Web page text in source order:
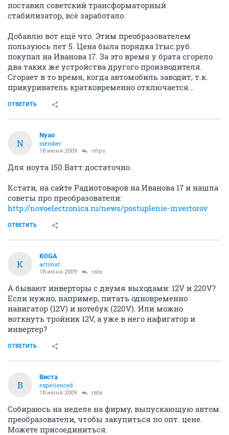
поставил советский трансформаторный
стабилизатор, всё заработало.
Добавлю вот ещё что. Этим преобразователем
пользуюсь лет 5. Цена была порядка 1тыс.руб.
покупал на Иванова 17. За это время у брата сгорело
два таких же устройства другого производителя.
Сгорает в то время, когда автомобиль заводит, т.к.
прикуриватель кратковременно отключается...
ОТВЕТИТЬ
N
Nyao
member
18 июня 2009 nhps
Для ноута 150 Ватт достаточно.
Кстати, на сайте Радиотоваров на Иванова 17 и нашла
советы про преобразователи:
http://novoelectronica.ru/news/postuplenie-invertorov
ОТВЕТИТЬ
K
KOGA
activist
18 июня 2009 rata
А бывают инверторы с двумя выходами: 12V и 220V?
Если нужно, например, питать одновременно
навигатор (12V) и нотебук (220V). Или можно
воткнуть тройник 12V, а уже в него нафигатор и
инвертер?
ОТВЕТИТЬ
В
Виста
experienced
18 июня 2009 rata
Собираюсь на неделе на фирму, выпускающую автом.
преобразователи, чтобы закупиться по опт. цене.
Можете присоединиться.